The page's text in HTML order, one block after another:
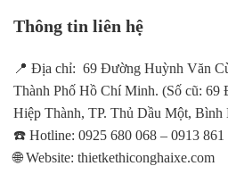
Thông tin liên hệ
📍 Địa chỉ: 69 Đường Huỳnh Văn
Thành Phố Hồ Chí Minh. (Số cũ: 69
Hiệp Thành, TP. Thủ Dầu Một, Bình
☎️ Hotline: 0925 680 068 – 0913 861
🌐 Website: thietkethiconghaixe.com